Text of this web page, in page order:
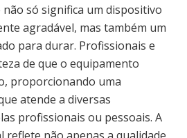
só significa um dispositivo
agradável, mas também um
para durar. Profissionais e
de que o equipamento
proporcionando uma
atende a diversas
profissionais ou pessoais. A